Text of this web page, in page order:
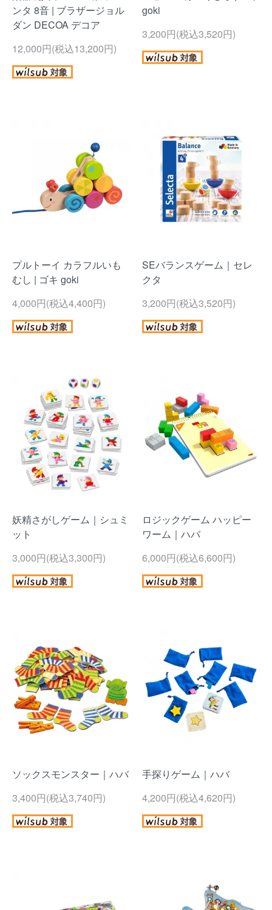
ンタ 8音 | ブラザージョル
ダン DECOA デコア
12,000円(税込13,200円)
goki
3,200円(税込3,520円)
プルトーイ カラフルいも
むし | ゴキ goki
4,000円(税込4,400円)
SEバランスゲーム｜セレ
クタ
3,200円(税込3,520円)
妖精さがしゲーム｜シュミ
ット
3,000円(税込3,300円)
ロジックゲーム ハッピー
ワーム｜ハバ
6,000円(税込6,600円)
ソックスモンスター｜ハバ
3,400円(税込3,740円)
手探りゲーム｜ハバ
4,200円(税込4,620円)